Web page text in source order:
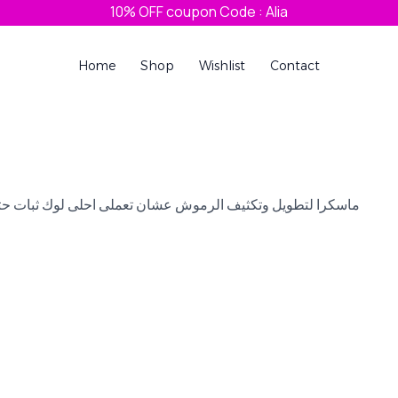
10% OFF coupon Code : Alia
Home Shop Wishlist Contact
ماسكرا لتطويل وتكثيف الرموش عشان تعملى احلى لوك ثبات حتى 24 ساعةضد الميه ومش بتسيح ولا تهبب وكمان ماتريل عالي